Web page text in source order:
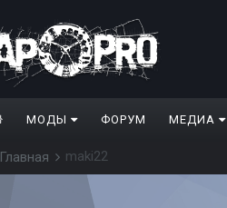
МОДЫ ФОРУМ МЕДИА
Главная maki22